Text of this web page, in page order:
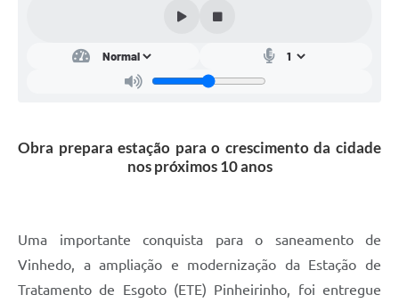
Obra prepara estação para o crescimento da cidade
nos próximos 10 anos
Uma importante conquista para o saneamento de
Vinhedo, a ampliação e modernização da Estação de
Tratamento de Esgoto (ETE) Pinheirinho, foi entregue